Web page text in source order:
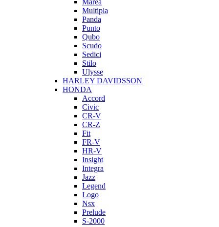
Multipla
Panda
Punto
Qubo
Scudo
Sedici
Stilo
Ulysse
HARLEY DAVIDSSON
HONDA
Accord
Civic
CR-V
CR-Z
Fit
FR-V
HR-V
Insight
Integra
Jazz
Legend
Logo
Nsx
Prelude
S-2000